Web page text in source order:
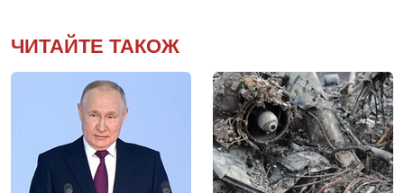
ЧИТАЙТЕ ТАКОЖ